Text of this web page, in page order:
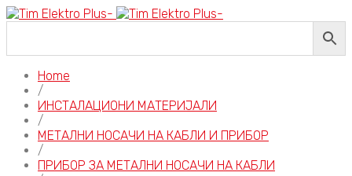
Home
/
ИНСТАЛАЦИОНИ МАТЕРИЈАЛИ
/
МЕТАЛНИ НОСАЧИ НА КАБЛИ И ПРИБОР
/
ПРИБОР ЗА МЕТАЛНИ НОСАЧИ НА КАБЛИ